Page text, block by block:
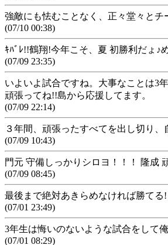
強敵にも怯むことなく、正々堂々と
(07/10 00:38)
ｷﾊﾞﾚ!!鶴翔!今年こそ、夏 初勝利だょ♪
(07/09 23:35)
いよいよ試合ですね。大事なことは3
頑張ってね!!島から応援してます。
(07/09 22:14)
３年間、頑張ったすべてを出し切り
(07/09 10:43)
門元 守備しっかりシロヨ！！！ 隆成
(07/09 08:45)
最後まで絶対あきらめなければ勝てる!
(07/01 23:49)
3年生は悔いのないような試合をして
(07/01 08:29)